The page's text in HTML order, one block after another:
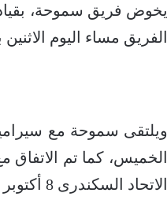
الفريق مساء اليوم
ويلتقى سموحة مع
الخميس، كما تم
الاتحاد السكندرى 8 أكتوبر المقبل.